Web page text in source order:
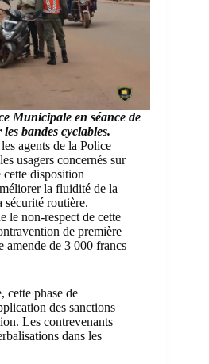
Municipale en séance de
bandes cyclables.
agents de la Police
usagers concernés sur
cette disposition
la fluidité de la
routière.
le non-respect de cette
de première
amende de 3 000 francs
cette phase de
des sanctions
Les contrevenants
dans les